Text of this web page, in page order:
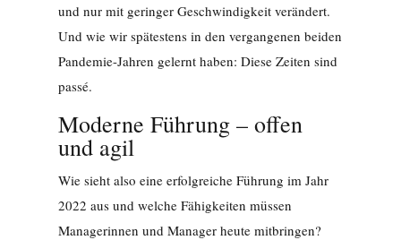
und nur mit geringer Geschwindigkeit verändert.
Und wie wir spätestens in den vergangenen beiden
Pandemie-Jahren gelernt haben: Diese Zeiten sind
passé.
Moderne Führung – offen
und agil
Wie sieht also eine erfolgreiche Führung im Jahr
2022 aus und welche Fähigkeiten müssen
Managerinnen und Manager heute mitbringen?